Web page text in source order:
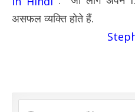
असफल व्यक्ति होते हैं.